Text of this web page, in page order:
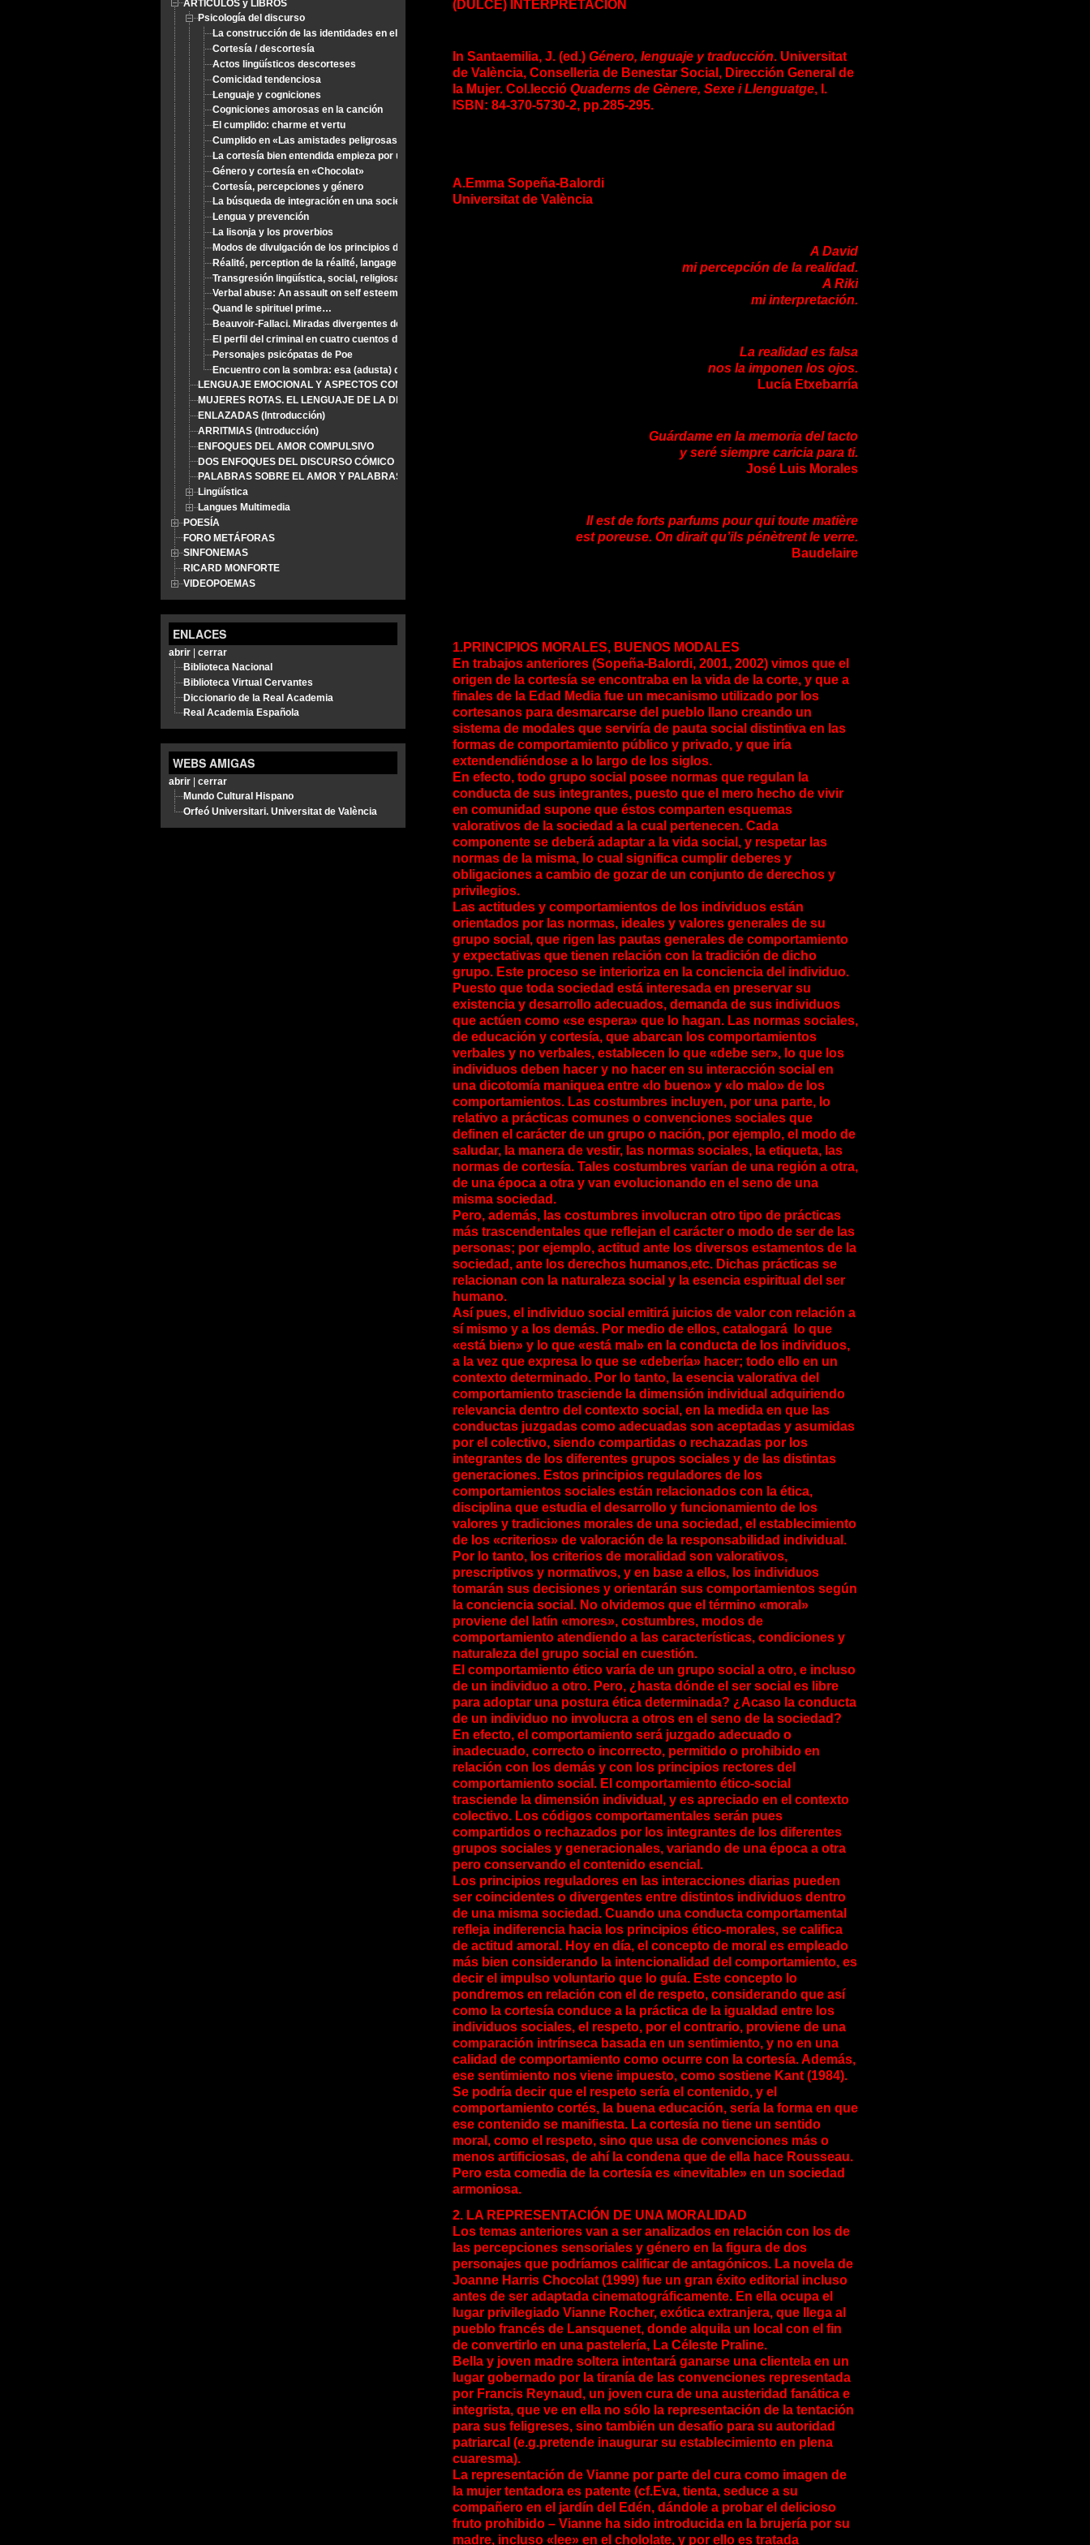
ARTÍCULOS y LIBROS
Psicología del discurso
La construcción de las identidades en el marco de la pragmalingüística, de la psicología cognitiva y de la cortesía verbal: el caso del perverso narcisista.
Cortesía / descortesía
Actos lingüísticos descorteses
Comicidad tendenciosa
Lenguaje y cogniciones
Cogniciones amorosas en la canción
El cumplido: charme et vertu
Cumplido en «Las amistades peligrosas»
La cortesía bien entendida empieza por uno mismo.
Género y cortesía en «Chocolat»
Cortesía, percepciones y género
La búsqueda de integración en una sociedad hermética
Lengua y prevención
La lisonja y los proverbios
Modos de divulgación de los principios de la psicología cognitiva-comportamental
Réalité, perception de la réalité, langage et sens
Transgresión lingüística, social, religiosa …
Verbal abuse: An assault on self esteem
Quand le spirituel prime…
Beauvoir-Fallaci. Miradas divergentes de la maternidad
El perfil del criminal en cuatro cuentos de Poe
Personajes psicópatas de Poe
Encuentro con la sombra: esa (adusta) desconocida
LENGUAJE EMOCIONAL Y ASPECTOS CONTRASTRIVOS. LA INDIGNACIÓN DE UN DIOS SALVAJE
MUJERES ROTAS. EL LENGUAJE DE LA DEPENDENCIA EMOCIONAL
ENLAZADAS (Introducción)
ARRITMIAS (Introducción)
ENFOQUES DEL AMOR COMPULSIVO
DOS ENFOQUES DEL DISCURSO CÓMICO
PALABRAS SOBRE EL AMOR Y PALABRAS DE AMOR
Lingüística
Langues Multimedia
POESÍA
FORO METÁFORAS
SINFONEMAS
RICARD MONFORTE
VIDEOPOEMAS
ENLACES
abrir
cerrar
Biblioteca Nacional
Biblioteca Virtual Cervantes
Diccionario de la Real Academia
Real Academia Española
WEBS AMIGAS
abrir
cerrar
Mundo Cultural Hispano
Orfeó Universitari. Universitat de València
(DULCE) INTERPRETACIÓN
In Santaemilia, J. (ed.) Género, lenguaje y traducción. Universitat
de València, Conselleria de Benestar Social, Dirección General de
la Mujer. Col.lecció Quaderns de Gènere, Sexe i Llenguatge, I.
ISBN: 84-370-5730-2, pp.285-295.
A.Emma Sopeña-Balordi
Universitat de València
A David
mi percepción de la realidad.
A Riki
mi interpretación.
La realidad es falsa
nos la imponen los ojos.
Lucía Etxebarría
Guárdame en la memoria del tacto
y seré siempre caricia para ti.
José Luis Morales
Il est de forts parfums pour qui toute matière
est poreuse. On dirait qu’ils pénètrent le verre.
Baudelaire
1.PRINCIPIOS MORALES, BUENOS MODALES
En trabajos anteriores (Sopeña-Balordi, 2001, 2002) vimos que el
origen de la cortesía se encontraba en la vida de la corte, y que a
finales de la Edad Media fue un mecanismo utilizado por los
cortesanos para desmarcarse del pueblo llano creando un
sistema de modales que serviría de pauta social distintiva en las
formas de comportamiento público y privado, y que iría
extendendiéndose a lo largo de los siglos.
En efecto, todo grupo social posee normas que regulan la
conducta de sus integrantes, puesto que el mero hecho de vivir
en comunidad supone que éstos comparten esquemas
valorativos de la sociedad a la cual pertenecen. Cada
componente se deberá adaptar a la vida social, y respetar las
normas de la misma, lo cual significa cumplir deberes y
obligaciones a cambio de gozar de un conjunto de derechos y
privilegios.
Las actitudes y comportamientos de los individuos están
orientados por las normas, ideales y valores generales de su
grupo social, que rigen las pautas generales de comportamiento
y expectativas que tienen relación con la tradición de dicho
grupo. Este proceso se interioriza en la conciencia del individuo.
Puesto que toda sociedad está interesada en preservar su
existencia y desarrollo adecuados, demanda de sus individuos
que actúen como «se espera» que lo hagan. Las normas sociales,
de educación y cortesía, que abarcan los comportamientos
verbales y no verbales, establecen lo que «debe ser», lo que los
individuos deben hacer y no hacer en su interacción social en
una dicotomía maniquea entre «lo bueno» y «lo malo» de los
comportamientos. Las costumbres incluyen, por una parte, lo
relativo a prácticas comunes o convenciones sociales que
definen el carácter de un grupo o nación, por ejemplo, el modo de
saludar, la manera de vestir, las normas sociales, la etiqueta, las
normas de cortesía. Tales costumbres varían de una región a otra,
de una época a otra y van evolucionando en el seno de una
misma sociedad.
Pero, además, las costumbres involucran otro tipo de prácticas
más trascendentales que reflejan el carácter o modo de ser de las
personas; por ejemplo, actitud ante los diversos estamentos de la
sociedad, ante los derechos humanos,etc. Dichas prácticas se
relacionan con la naturaleza social y la esencia espiritual del ser
humano.
Así pues, el individuo social emitirá juicios de valor con relación a
sí mismo y a los demás. Por medio de ellos, catalogará lo que
«está bien» y lo que «está mal» en la conducta de los individuos,
a la vez que expresa lo que se «debería» hacer; todo ello en un
contexto determinado. Por lo tanto, la esencia valorativa del
comportamiento trasciende la dimensión individual adquiriendo
relevancia dentro del contexto social, en la medida en que las
conductas juzgadas como adecuadas son aceptadas y asumidas
por el colectivo, siendo compartidas o rechazadas por los
integrantes de los diferentes grupos sociales y de las distintas
generaciones. Estos principios reguladores de los
comportamientos sociales están relacionados con la ética,
disciplina que estudia el desarrollo y funcionamiento de los
valores y tradiciones morales de una sociedad, el establecimiento
de los «criterios» de valoración de la responsabilidad individual.
Por lo tanto, los criterios de moralidad son valorativos,
prescriptivos y normativos, y en base a ellos, los individuos
tomarán sus decisiones y orientarán sus comportamientos según
la conciencia social. No olvidemos que el término «moral»
proviene del latín «mores», costumbres, modos de
comportamiento atendiendo a las características, condiciones y
naturaleza del grupo social en cuestión.
El comportamiento ético varía de un grupo social a otro, e incluso
de un individuo a otro. Pero, ¿hasta dónde el ser social es libre
para adoptar una postura ética determinada? ¿Acaso la conducta
de un individuo no involucra a otros en el seno de la sociedad?
En efecto, el comportamiento será juzgado adecuado o
inadecuado, correcto o incorrecto, permitido o prohibido en
relación con los demás y con los principios rectores del
comportamiento social. El comportamiento ético-social
trasciende la dimensión individual, y es apreciado en el contexto
colectivo. Los códigos comportamentales serán pues
compartidos o rechazados por los integrantes de los diferentes
grupos sociales y generacionales, variando de una época a otra
pero conservando el contenido esencial.
Los principios reguladores en las interacciones diarias pueden
ser coincidentes o divergentes entre distintos individuos dentro
de una misma sociedad. Cuando una conducta comportamental
refleja indiferencia hacia los principios ético-morales, se califica
de actitud amoral. Hoy en día, el concepto de moral es empleado
más bien considerando la intencionalidad del comportamiento, es
decir el impulso voluntario que lo guía. Este concepto lo
pondremos en relación con el de respeto, considerando que así
como la cortesía conduce a la práctica de la igualdad entre los
individuos sociales, el respeto, por el contrario, proviene de una
comparación intrínseca basada en un sentimiento, y no en una
calidad de comportamiento como ocurre con la cortesía. Además,
ese sentimiento nos viene impuesto, como sostiene Kant (1984).
Se podría decir que el respeto sería el contenido, y el
comportamiento cortés, la buena educación, sería la forma en que
ese contenido se manifiesta. La cortesía no tiene un sentido
moral, como el respeto, sino que usa de convenciones más o
menos artificiosas, de ahí la condena que de ella hace Rousseau.
Pero esta comedia de la cortesía es «inevitable» en un sociedad
armoniosa.
2. LA REPRESENTACIÓN DE UNA MORALIDAD
Los temas anteriores van a ser analizados en relación con los de
las percepciones sensoriales y género en la figura de dos
personajes que podríamos calificar de antagónicos. La novela de
Joanne Harris Chocolat (1999) fue un gran éxito editorial incluso
antes de ser adaptada cinematográficamente. En ella ocupa el
lugar privilegiado Vianne Rocher, exótica extranjera, que llega al
pueblo francés de Lansquenet, donde alquila un local con el fin
de convertirlo en una pastelería, La Céleste Praline.
Bella y joven madre soltera intentará ganarse una clientela en un
lugar gobernado por la tiranía de las convenciones representada
por Francis Reynaud, un joven cura de una austeridad fanática e
integrista, que ve en ella no sólo la representación de la tentación
para sus feligreses, sino también un desafío para su autoridad
patriarcal (e.g.pretende inaugurar su establecimiento en plena
cuaresma).
La representación de Vianne por parte del cura como imagen de
la mujer tentadora es patente (cf.Eva, tienta, seduce a su
compañero en el jardín del Edén, dándole a probar el delicioso
fruto prohibido – Vianne ha sido introducida en la brujería por su
madre, incluso «lee» en el chololate, y por ello es tratada